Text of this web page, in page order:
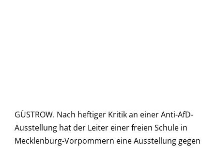
GÜSTROW. Nach heftiger Kritik an einer Anti-AfD-
Ausstellung hat der Leiter einer freien Schule in
Mecklenburg-Vorpommern eine Ausstellung gegen